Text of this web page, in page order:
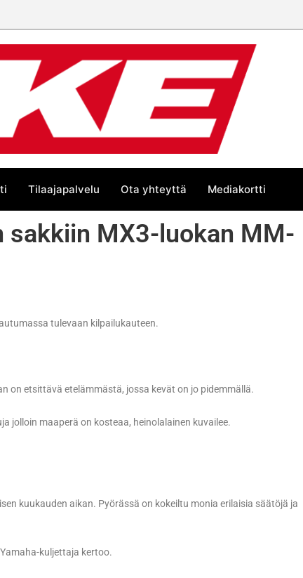
Tilaajapalvelu Ota yhteyttä Mediakortti
sakkiin MX3-luokan MM-
tulevaan kilpailukauteen.
on etsittävä etelämmästä, jossa kevät on jo pidemmällä.
jolloin maaperä on kosteaa, heinolalainen kuvailee.
kuukauden aikan. Pyörässä on kokeiltu monia erilaisia säätöjä ja
kuljettaja kertoo.